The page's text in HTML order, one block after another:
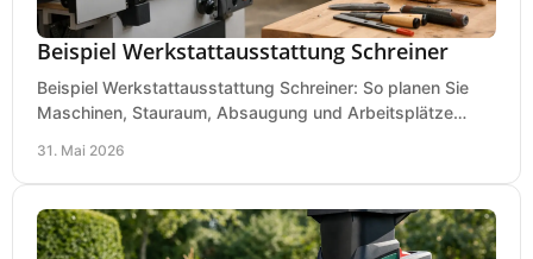
Beispiel Werkstattausstattung Schreiner
Beispiel Werkstattausstattung Schreiner: So planen Sie
Maschinen, Stauraum, Absaugung und Arbeitsplätze
31. Mai 2026